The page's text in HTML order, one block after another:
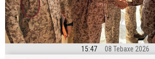
15:47 08 Tebaxe 2026